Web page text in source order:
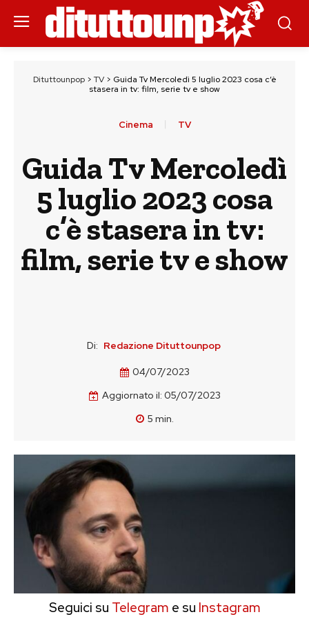
Dituttounpop> TV> Guida Tv Mercoledì 5 luglio 2023 cosa c’è
stasera in tv: film, serie tv e show
Cinema TV
Guida Tv Mercoledì
5 luglio 2023 cosa
c’è stasera in tv:
film, serie tv e show
Di: Redazione Dituttounpop
04/07/2023
Aggiornato il: 05/07/2023
5 min.
Seguici su Telegram e su Instagram